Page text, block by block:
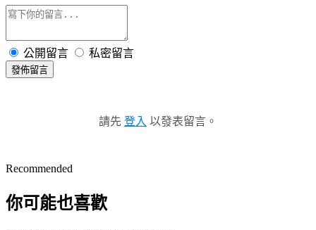
公開留言 私密留言
發佈留言
請先 登入 以發表留言。
Recommended
你可能也喜歡